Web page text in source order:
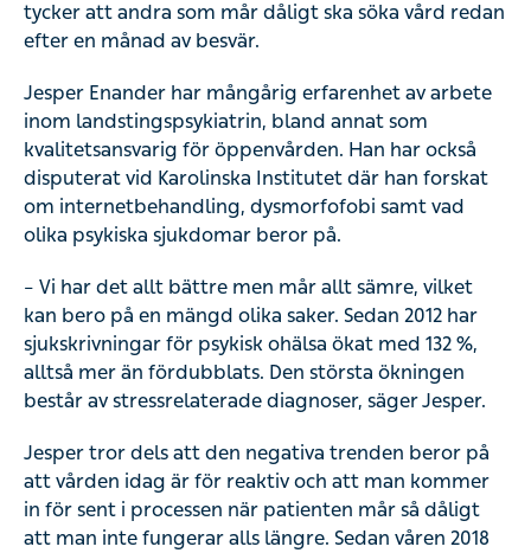
tycker att andra som mår dåligt ska söka vård redan
efter en månad av besvär.
Jesper Enander har mångårig erfarenhet av arbete
inom landstingspsykiatrin, bland annat som
kvalitetsansvarig för öppenvården. Han har också
disputerat vid Karolinska Institutet där han forskat
om internetbehandling, dysmorfofobi samt vad
olika psykiska sjukdomar beror på.
– Vi har det allt bättre men mår allt sämre, vilket
kan bero på en mängd olika saker. Sedan 2012 har
sjukskrivningar för psykisk ohälsa ökat med 132 %,
alltså mer än fördubblats. Den största ökningen
består av stressrelaterade diagnoser, säger Jesper.
Jesper tror dels att den negativa trenden beror på
att vården idag är för reaktiv och att man kommer
in för sent i processen när patienten mår så dåligt
att man inte fungerar alls längre. Sedan våren 2018